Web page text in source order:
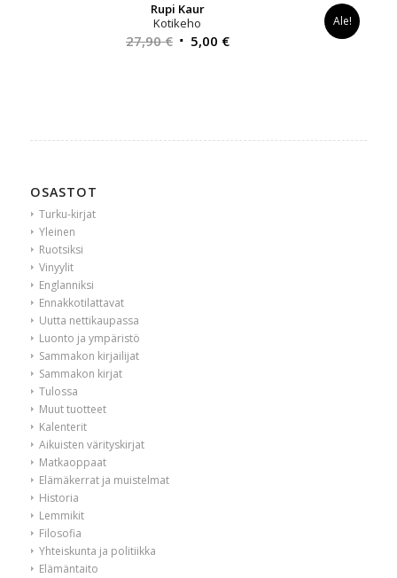
Rupi Kaur
Kotikeho
27,90€ Alkuperäinen
5,00 €Nykyinen
Ale!
OSASTOT
Turku-kirjat
Yleinen
Ruotsiksi
Vinyylit
Englanniksi
Ennakkotilattavat
Uutta nettikaupassa
Luonto ja ympäristö
Sammakon kirjailijat
Sammakon kirjat
Tulossa
Muut tuotteet
Kalenterit
Aikuisten värityskirjat
Matkaoppaat
Elämäkerrat ja muistelmat
Historia
Lemmikit
Filosofia
Yhteiskunta ja politiikka
Elämäntaito